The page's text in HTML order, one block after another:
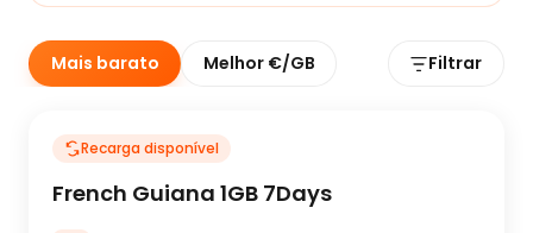
Mais barato Melhor €/GB Filtrar
Recarga disponível
French Guiana 1GB 7Days